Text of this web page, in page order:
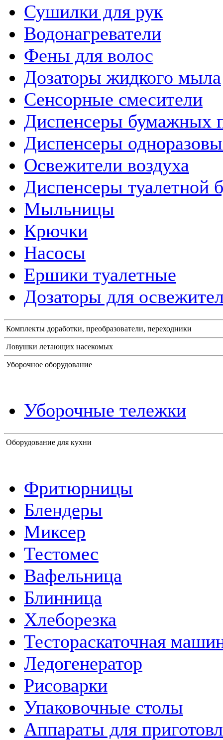
Сушилки для рук
Водонагреватели
Фены для волос
Дозаторы жидкого мыла
Сенсорные смесители
Диспенсеры бумажных
Диспенсеры
Освежители воздуха
Диспенсеры туалетной
Мыльницы
Крючки
Насосы
Ершики туалетные
Дозаторы для
Комплекты доработки, преобразователи, переходники
Ловушки летающих насекомых
Уборочное оборудование
Уборочные тележки
Оборудование для кухни
Фритюрницы
Блендеры
Миксер
Тестомес
Вафельница
Блинница
Хлеборезка
Тестораскаточная
Ледогенератор
Рисоварки
Упаковочные столы
Аппараты для